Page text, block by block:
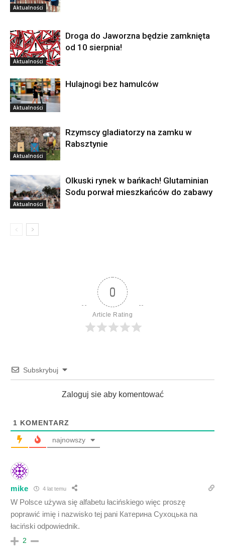
Aktualności
Aktualności
Droga do Jaworzna będzie zamknięta
od 10 sierpnia!
Aktualności
Hulajnogi bez hamulców
Aktualności
Rzymscy gladiatorzy na zamku w
Rabsztynie
Aktualności
Olkuski rynek w bańkach! Glutaminian
Sodu porwał mieszkańców do zabawy
0
Article Rating
Subskrybuj
Zaloguj sie aby komentować
1 KOMENTARZ
najnowszy
mike 4 lat temu
W Polsce używa się alfabetu łacińskiego więc proszę
poprawić imię i nazwisko tej pani Катерина Сухоцька na
łaciński odpowiednik.
2